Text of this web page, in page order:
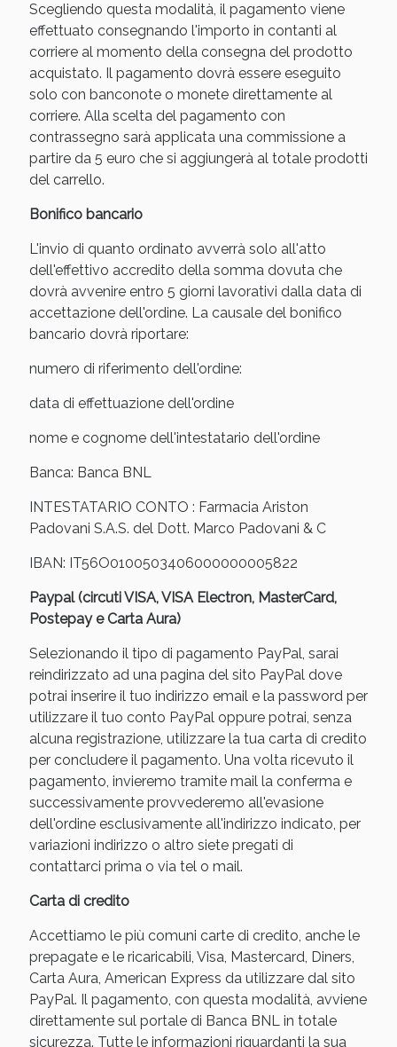
Scegliendo questa modalità, il pagamento viene
effettuato consegnando l'importo in contanti al
corriere al momento della consegna del prodotto
acquistato. Il pagamento dovrà essere eseguito
solo con banconote o monete direttamente al
corriere. Alla scelta del pagamento con
contrassegno sarà applicata una commissione a
partire da 5 euro che si aggiungerà al totale prodotti
del carrello.
Bonifico bancario
L'invio di quanto ordinato avverrà solo all'atto
dell'effettivo accredito della somma dovuta che
dovrà avvenire entro 5 giorni lavorativi dalla data di
accettazione dell'ordine. La causale del bonifico
bancario dovrà riportare:
numero di riferimento dell'ordine:
data di effettuazione dell'ordine
nome e cognome dell'intestatario dell'ordine
Banca: Banca BNL
INTESTATARIO CONTO : Farmacia Ariston
Padovani S.A.S. del Dott. Marco Padovani & C
IBAN: IT56O0100503406000000005822
Paypal (circuti VISA, VISA Electron, MasterCard,
Postepay e Carta Aura)
Selezionando il tipo di pagamento PayPal, sarai
reindirizzato ad una pagina del sito PayPal dove
potrai inserire il tuo indirizzo email e la password per
utilizzare il tuo conto PayPal oppure potrai, senza
alcuna registrazione, utilizzare la tua carta di credito
per concludere il pagamento. Una volta ricevuto il
pagamento, invieremo tramite mail la conferma e
successivamente provvederemo all'evasione
dell'ordine esclusivamente all'indirizzo indicato, per
variazioni indirizzo o altro siete pregati di
contattarci prima o via tel o mail.
Carta di credito
Accettiamo le più comuni carte di credito, anche le
prepagate e le ricaricabili, Visa, Mastercard, Diners,
Carta Aura, American Express da utilizzare dal sito
PayPal. Il pagamento, con questa modalità, avviene
direttamente sul portale di Banca BNL in totale
sicurezza. Tutte le informazioni riguardanti la sua
Sconto fino al 55% disponibile oggi!
Vie Urinarie e Prostata: Sconti fino al 45% oggi!
Benessere Intestinale: Sconto fino al 55% valido